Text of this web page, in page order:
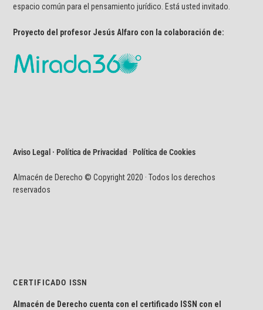
espacio común para el pensamiento jurídico. Está usted invitado.
Proyecto del profesor Jesús Alfaro con la colaboración de:
Aviso Legal · Política de Privacidad ·Política de Cookies
Almacén de Derecho © Copyright 2020 · Todos los derechos
reservados
CERTIFICADO ISSN
Almacén de Derecho cuenta con el certificado ISSN con el